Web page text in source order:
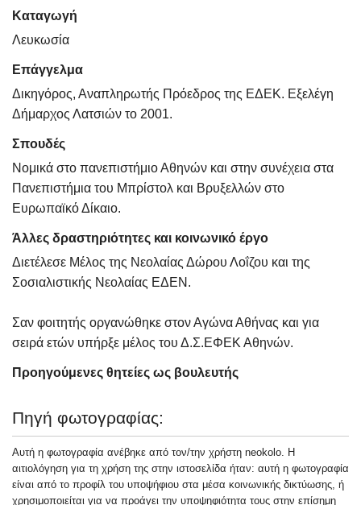
Καταγωγή
Λευκωσία
Επάγγελμα
Δικηγόρος, Αναπληρωτής Πρόεδρος της ΕΔΕΚ. Εξελέγη
Δήμαρχος Λατσιών το 2001.
Σπουδές
Νομικά στο πανεπιστήμιο Αθηνών και στην συνέχεια στα
Πανεπιστήμια του Μπρίστολ και Βρυξελλών στο
Ευρωπαϊκό Δίκαιο.
Άλλες δραστηριότητες και κοινωνικό έργο
Διετέλεσε Μέλος της Νεολαίας Δώρου Λοΐζου και της
Σοσιαλιστικής Νεολαίας ΕΔΕΝ.
Σαν φοιτητής οργανώθηκε στον Αγώνα Αθήνας και για
σειρά ετών υπήρξε μέλος του Δ.Σ.ΕΦΕΚ Αθηνών.
Προηγούμενες θητείες ως βουλευτής
Πηγή φωτογραφίας:
Αυτή η φωτογραφία ανέβηκε από τον/την χρήστη neokolo. Η
αιτιολόγηση για τη χρήση της στην ιστοσελίδα ήταν: αυτή η φωτογραφία
είναι από το προφίλ του υποψήφιου στα μέσα κοινωνικής δικτύωσης, ή
χρησιμοποιείται για να προάγει την υποψηφιότητα τους στην επίσημη